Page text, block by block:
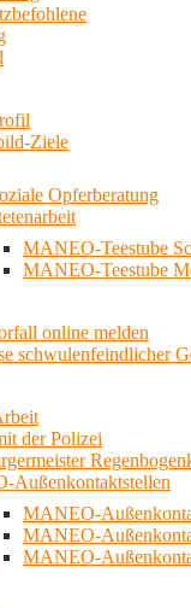
Ziele
Opferberatung
MANEO-Teestube
MANEO-Teestube
online melden
schwulenfeindlicher
der Polizei
Außenkontaktstellen
MANEO-
MANEO-
MANEO-